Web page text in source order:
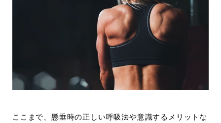
ここまで、懸垂時の正しい呼吸法や意識するメリットな